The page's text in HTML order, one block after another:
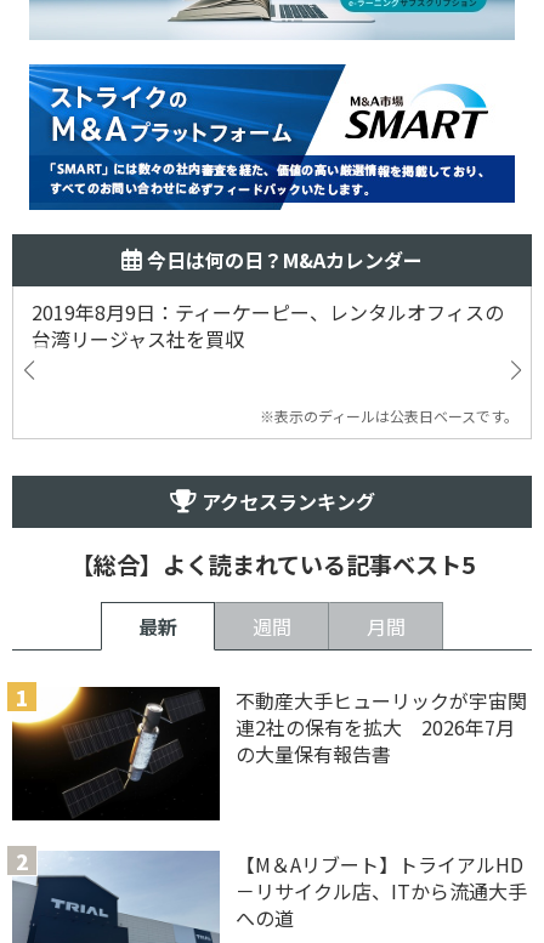
今日は何の日？M&Aカレンダー
2019年8月9日：ティーケーピー、レンタルオフィスの
台湾リージャス社を買収
※表示のディールは公表日ベースです。
アクセスランキング
【総合】よく読まれている記事ベスト5
最新 週間 月間
不動産大手ヒューリックが宇宙関
連2社の保有を拡大 2026年7月
の大量保有報告書
【M＆Aリブート】トライアルHD
－リサイクル店、ITから流通大手
への道